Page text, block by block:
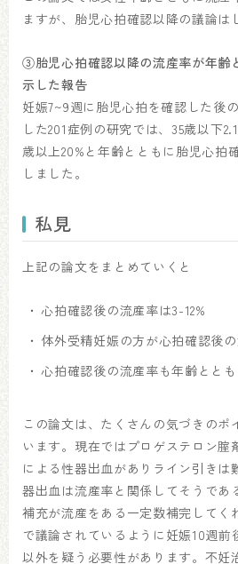
ますが、胎児心拍確認以降の議論は
③胎児心拍確認以降の流産率が年齢
示した報告
妊娠7~9週に胎児心拍を確認した後
した201症例の研究では、35歳以下
歳以上20%と年齢とともに胎児心拍
しました。
私見
上記の論文をまとめていくと
心拍確認後の流産率は3-12%
体外受精妊娠の方が心拍確認後
心拍確認後の流産率も年齢とと
この論文は、たくさんの気づきのポ
います。現在ではプロゲステロン腟
による性器出血がありライン引きは
器出血は流産率と関係してそうであ
補充が流産をある一定数補完してく
で議論されているように妊娠10週
以外を疑う必要性があります。不妊